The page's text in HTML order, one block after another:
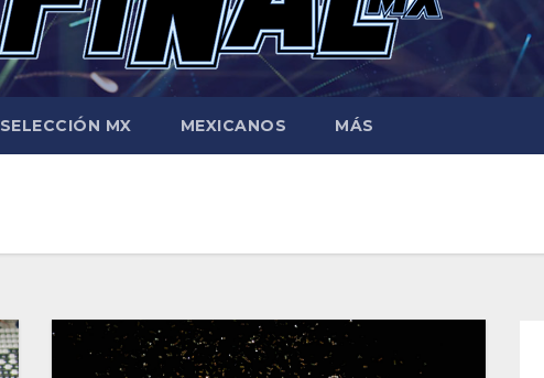
SELECCIÓN MX MEXICANOS MÁS